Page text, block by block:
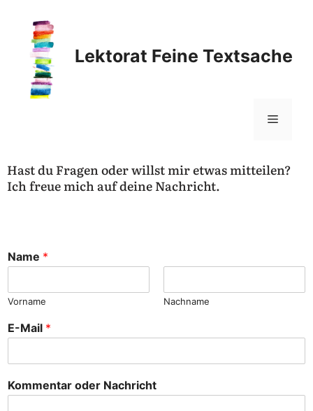
Lektorat Feine Textsache
Hast du Fragen oder willst mir etwas mitteilen?
Ich freue mich auf deine Nachricht.
Name *
Vorname Nachname
E-Mail *
Kommentar oder Nachricht